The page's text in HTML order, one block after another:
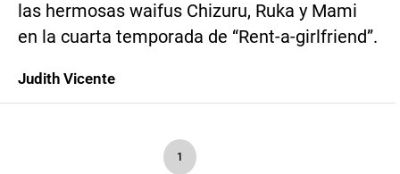
las hermosas waifus Chizuru, Ruka y Mami
en la cuarta temporada de “Rent-a-girlfriend”.
Judith Vicente
1